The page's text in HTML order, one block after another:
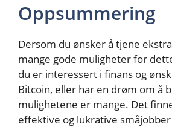
Oppsummering
Dersom du ønsker å tjene
mange gode muligheter for
du er interessert i finans og
Bitcoin, eller har en drøm om å
mulighetene er mange. Det
effektive og lukrative